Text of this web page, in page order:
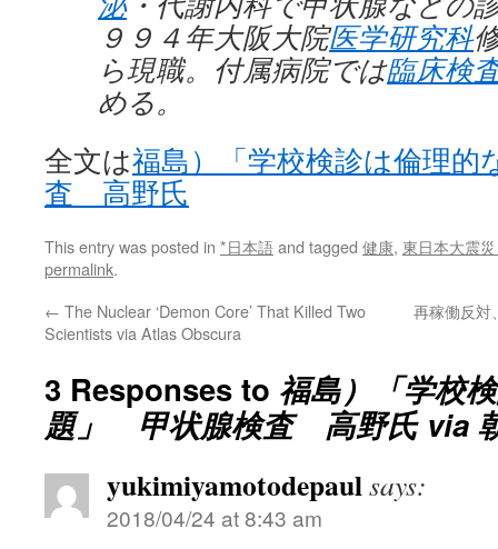
９９４年大阪大院医学研究科
ら現職。付属病院では臨床検
める。
全文は福島）「学校検診は倫理
査 高野氏
This entry was posted in *日本語and tagged 健康, 東日本大震
permalink.
← The Nuclear ‘Demon Core’ That Killed Two
Scientists via Atlas Obscura
再稼働反
3 Responses to 福島）「学校
題」 甲状腺検査 高野氏 via
yukimiyamotodepaulsays:
2018/04/24 at 8:43 am